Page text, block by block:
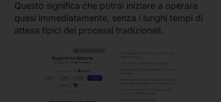
Questo significa che potrai iniziare a operare
quasi immediatamente, senza i lunghi tempi di
attesa tipici dei processi tradizionali.